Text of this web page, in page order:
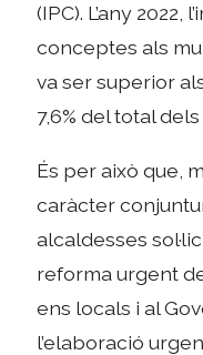
(IPC). L’any 2022,
conceptes als
va ser superior
7,6% del total
És per això que,
caràcter
alcaldesses
reforma urgent
ens locals i al
l’elaboració